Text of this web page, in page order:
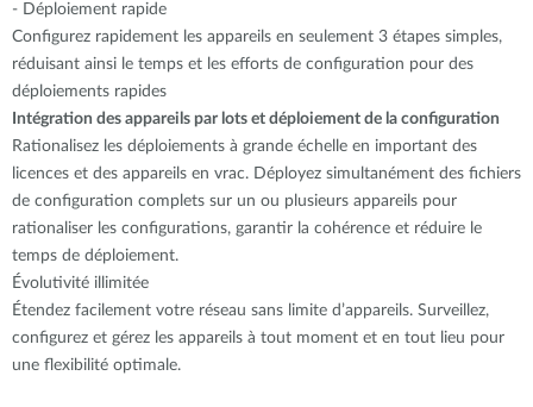
- Déploiement rapide
Configurez rapidement les appareils en seulement 3 étapes simples,
réduisant ainsi le temps et les efforts de configuration pour des
déploiements rapides
Intégration des appareils par lots et déploiement de la configuration
Rationalisez les déploiements à grande échelle en important des
licences et des appareils en vrac. Déployez simultanément des fichiers
de configuration complets sur un ou plusieurs appareils pour
rationaliser les configurations, garantir la cohérence et réduire le
temps de déploiement.
Évolutivité illimitée
Étendez facilement votre réseau sans limite d’appareils. Surveillez,
configurez et gérez les appareils à tout moment et en tout lieu pour
une flexibilité optimale.